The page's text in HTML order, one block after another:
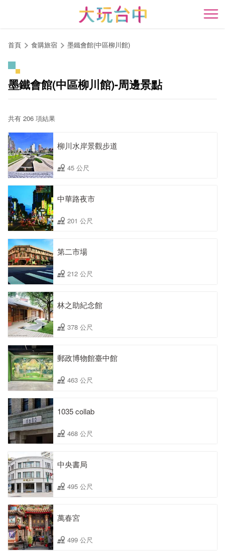
開
首頁 食購旅宿 墨鐵會館(中區柳川館)
墨鐵會館(中區柳川館)-周邊景點
共有 206 項結果
柳川水岸景觀步道
45 公尺
中華路夜市
201 公尺
第二市場
212 公尺
林之助紀念館
378 公尺
郵政博物館臺中館
463 公尺
1035 collab
468 公尺
中央書局
495 公尺
萬春宮
499 公尺